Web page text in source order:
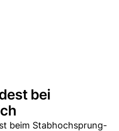
bei
beim Stabhochsprung-